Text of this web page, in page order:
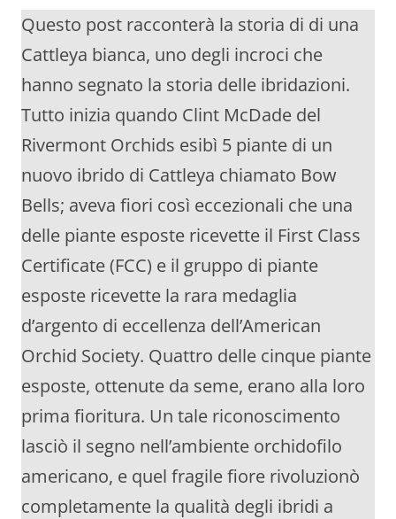
Questo post racconterà la storia di di una
Cattleya bianca, uno degli incroci che
hanno segnato la storia delle ibridazioni.
Tutto inizia quando Clint McDade del
Rivermont Orchids esibì 5 piante di un
nuovo ibrido di Cattleya chiamato Bow
Bells; aveva fiori così eccezionali che una
delle piante esposte ricevette il First Class
Certificate (FCC) e il gruppo di piante
esposte ricevette la rara medaglia
d’argento di eccellenza dell’American
Orchid Society. Quattro delle cinque piante
esposte, ottenute da seme, erano alla loro
prima fioritura. Un tale riconoscimento
lasciò il segno nell’ambiente orchidofilo
americano, e quel fragile fiore rivoluzionò
completamente la qualità degli ibridi a